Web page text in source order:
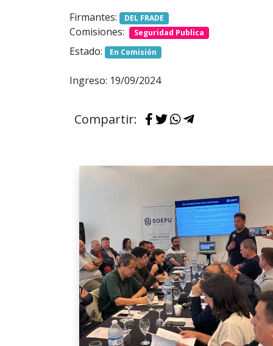
Firmantes:
DEL FRADE
Comisiones: Seguridad Publica
Estado: En Comisión
Ingreso: 19/09/2024
Compartir: